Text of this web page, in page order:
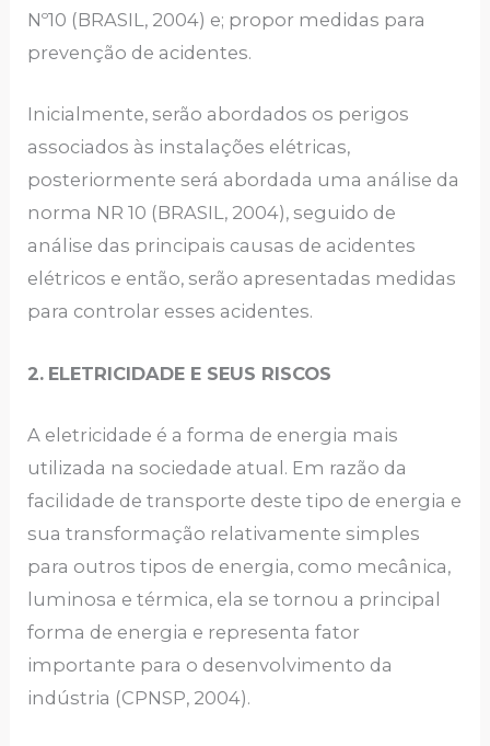
Nº10 (BRASIL, 2004) e; propor medidas para
prevenção de acidentes.
Inicialmente, serão abordados os perigos
associados às instalações elétricas,
posteriormente será abordada uma análise da
norma NR 10 (BRASIL, 2004), seguido de
análise das principais causas de acidentes
elétricos e então, serão apresentadas medidas
para controlar esses acidentes.
2. ELETRICIDADE E SEUS RISCOS
A eletricidade é a forma de energia mais
utilizada na sociedade atual. Em razão da
facilidade de transporte deste tipo de energia e
sua transformação relativamente simples
para outros tipos de energia, como mecânica,
luminosa e térmica, ela se tornou a principal
forma de energia e representa fator
importante para o desenvolvimento da
indústria (CPNSP, 2004).